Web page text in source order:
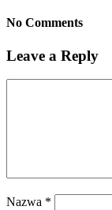
No Comments
Leave a Reply
Nazwa *